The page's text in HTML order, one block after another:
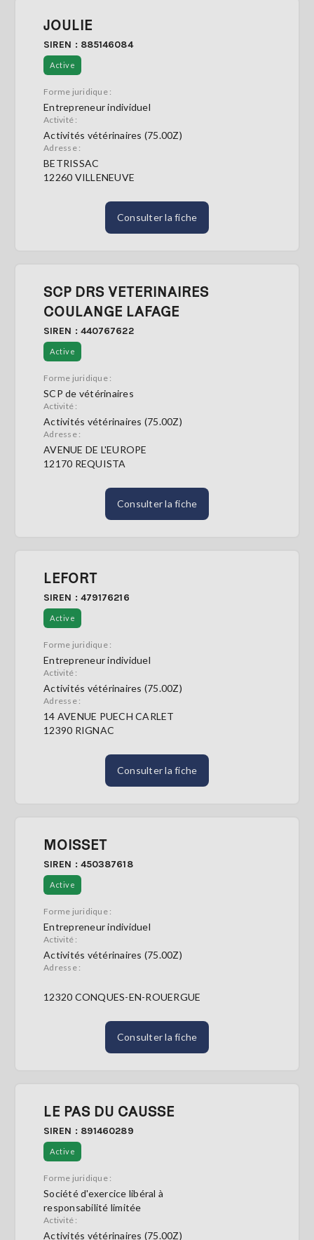
JOULIE
SIREN : 885146084
Active
Forme juridique :
Entrepreneur individuel
Activité :
Activités vétérinaires (75.00Z)
Adresse :
BETRISSAC
12260 VILLENEUVE
Consulter la fiche
SCP DRS VETERINAIRES
COULANGE LAFAGE
SIREN : 440767622
Active
Forme juridique :
SCP de vétérinaires
Activité :
Activités vétérinaires (75.00Z)
Adresse :
AVENUE DE L'EUROPE
12170 REQUISTA
Consulter la fiche
LEFORT
SIREN : 479176216
Active
Forme juridique :
Entrepreneur individuel
Activité :
Activités vétérinaires (75.00Z)
Adresse :
14 AVENUE PUECH CARLET
12390 RIGNAC
Consulter la fiche
MOISSET
SIREN : 450387618
Active
Forme juridique :
Entrepreneur individuel
Activité :
Activités vétérinaires (75.00Z)
Adresse :
12320 CONQUES-EN-ROUERGUE
Consulter la fiche
LE PAS DU CAUSSE
SIREN : 891460289
Active
Forme juridique :
Société d'exercice libéral à
responsabilité limitée
Activité :
Activités vétérinaires (75.00Z)